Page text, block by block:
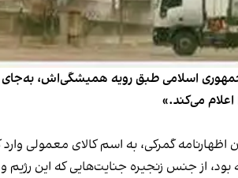
اسلامی طبق رویه همیشگی‌اش،
اعلام می‌کند.»
گمرکی، به اسم کالای معمولی
از جنس زنجیره‌ جنایت‌هایی که این رژیم